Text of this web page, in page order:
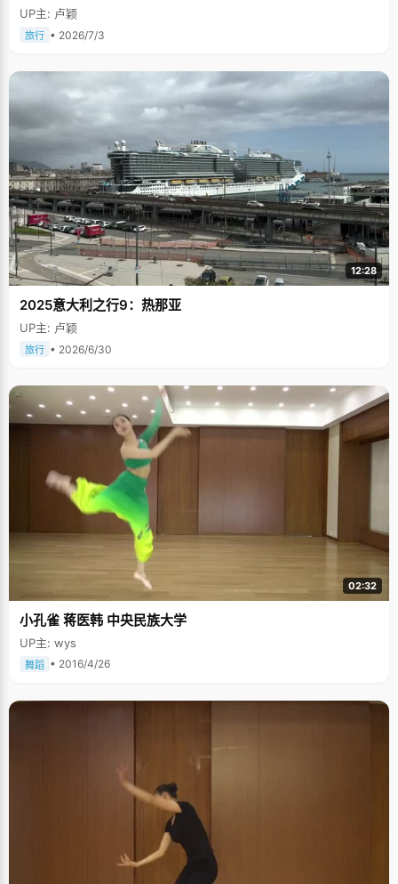
UP主: 卢颖
旅行 • 2026/7/3
12:28
2025意大利之行9：热那亚
UP主: 卢颖
旅行 • 2026/6/30
02:32
小孔雀 蒋医韩 中央民族大学
UP主: wys
舞蹈 • 2016/4/26